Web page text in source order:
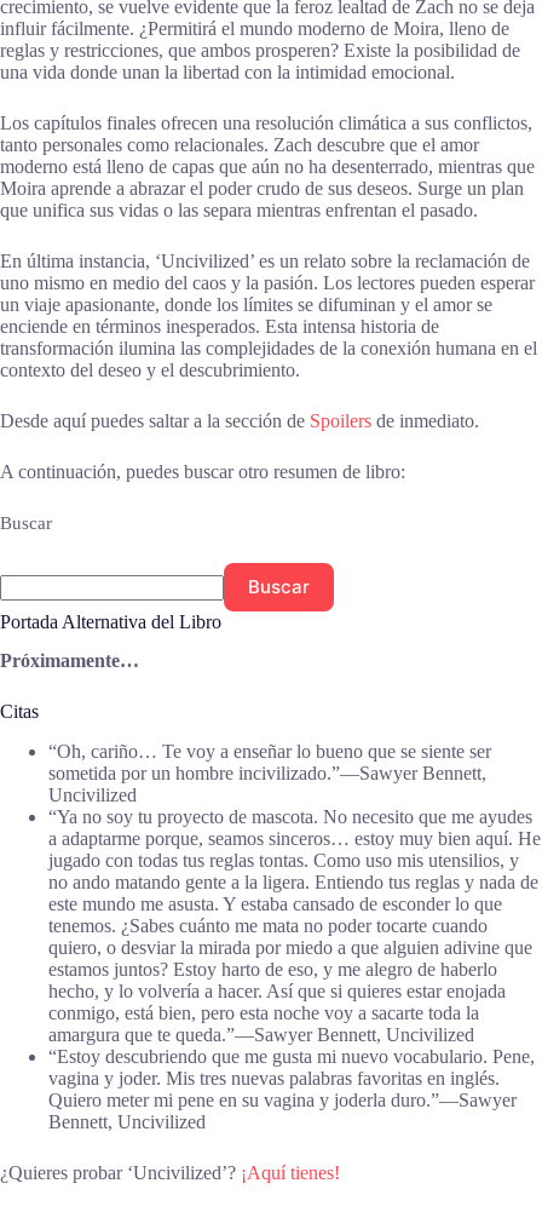
crecimiento, se vuelve evidente que la feroz lealtad de Zach no se deja
influir fácilmente. ¿Permitirá el mundo moderno de Moira, lleno de
reglas y restricciones, que ambos prosperen? Existe la posibilidad de
una vida donde unan la libertad con la intimidad emocional.
Los capítulos finales ofrecen una resolución climática a sus conflictos,
tanto personales como relacionales. Zach descubre que el amor
moderno está lleno de capas que aún no ha desenterrado, mientras que
Moira aprende a abrazar el poder crudo de sus deseos. Surge un plan
que unifica sus vidas o las separa mientras enfrentan el pasado.
En última instancia, ‘Uncivilized’ es un relato sobre la reclamación de
uno mismo en medio del caos y la pasión. Los lectores pueden esperar
un viaje apasionante, donde los límites se difuminan y el amor se
enciende en términos inesperados. Esta intensa historia de
transformación ilumina las complejidades de la conexión humana en el
contexto del deseo y el descubrimiento.
Desde aquí puedes saltar a la sección de Spoilers de inmediato.
A continuación, puedes buscar otro resumen de libro:
Buscar
Buscar
Portada Alternativa del Libro
Próximamente…
Citas
“Oh, cariño… Te voy a enseñar lo bueno que se siente ser
sometida por un hombre incivilizado.”―Sawyer Bennett,
Uncivilized
“Ya no soy tu proyecto de mascota. No necesito que me ayudes
a adaptarme porque, seamos sinceros… estoy muy bien aquí. He
jugado con todas tus reglas tontas. Como uso mis utensilios, y
no ando matando gente a la ligera. Entiendo tus reglas y nada de
este mundo me asusta. Y estaba cansado de esconder lo que
tenemos. ¿Sabes cuánto me mata no poder tocarte cuando
quiero, o desviar la mirada por miedo a que alguien adivine que
estamos juntos? Estoy harto de eso, y me alegro de haberlo
hecho, y lo volvería a hacer. Así que si quieres estar enojada
conmigo, está bien, pero esta noche voy a sacarte toda la
amargura que te queda.”―Sawyer Bennett, Uncivilized
“Estoy descubriendo que me gusta mi nuevo vocabulario. Pene,
vagina y joder. Mis tres nuevas palabras favoritas en inglés.
Quiero meter mi pene en su vagina y joderla duro.”―Sawyer
Bennett, Uncivilized
¿Quieres probar ‘Uncivilized’? ¡Aquí tienes!